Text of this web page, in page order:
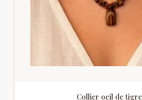
Collier oeil de tigre